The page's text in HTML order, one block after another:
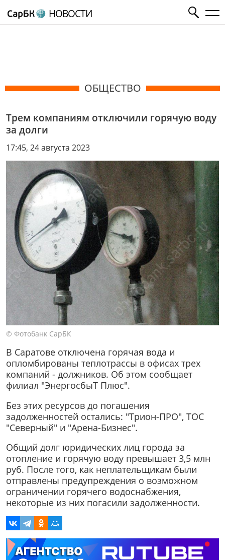
НОВОСТИ
ОБЩЕСТВО
Трем компаниям отключили горячую воду
за долги
17:45, 24 августа 2023
© Фотобанк СарБК
В Саратове отключена горячая вода и
опломбированы теплотрассы в офисах трех
компаний - должников. Об этом сообщает
филиал "ЭнергосбыТ Плюс".
Без этих ресурсов до погашения
задолженностей остались: "Трион-ПРО", ТОС
"Северный" и "Арена-Бизнес".
Общий долг юридических лиц города за
отопление и горячую воду превышает 3,5 млн
руб. После того, как неплательщикам были
отправлены предупреждения о возможном
ограничении горячего водоснабжения,
некоторые из них погасили задолженности.